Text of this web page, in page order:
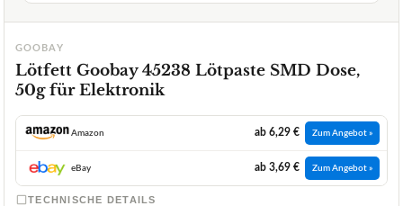
GOOBAY
Lötfett Goobay 45238 Lötpaste SMD Dose,
50g für Elektronik
Amazon ab 6,29 € Zum Angebot »
eBay ab 3,69 € Zum Angebot »
TECHNISCHE DETAILS